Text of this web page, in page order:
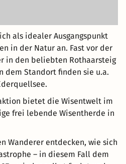
als idealer Ausgangspunkt
in der Natur an. Fast vor der
in den beliebten Rothaarsteig
dem Standort finden sie u.a.
bietet die Wisentwelt im
frei lebende Wisentherde in
Wanderer entdecken, wie sich
– in diesem Fall dem